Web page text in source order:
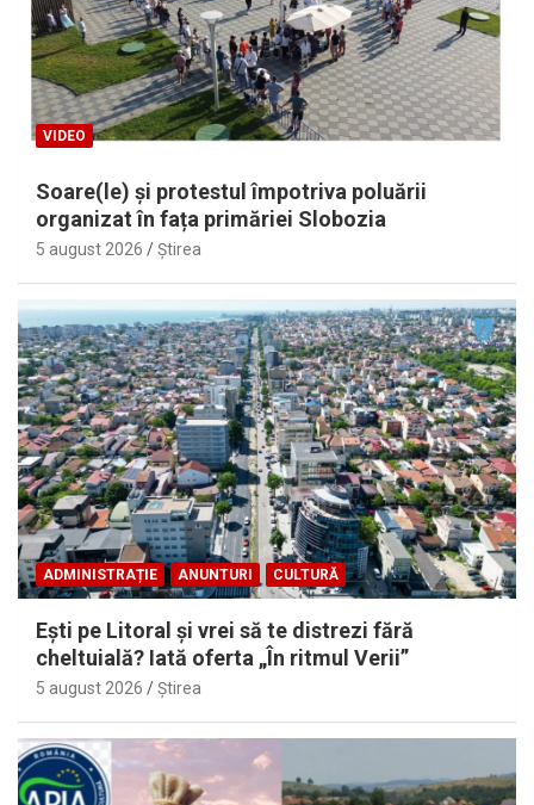
VIDEO
Soare(le) și protestul împotriva poluării
organizat în fața primăriei Slobozia
5 august 2026 Ştirea
ADMINISTRAȚIE ANUNTURI CULTURĂ
Eşti pe Litoral şi vrei să te distrezi fără
cheltuială? Iată oferta „În ritmul Verii”
5 august 2026 Ştirea